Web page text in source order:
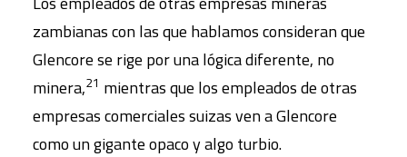
zambianas con las que hablamos consideran que
Glencore se rige por una lógica diferente, no
minera,21 mientras que los empleados de otras
empresas comerciales suizas ven a Glencore
como un gigante opaco y algo turbio.